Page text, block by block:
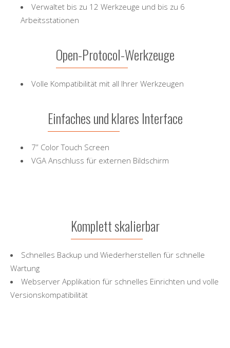
Verwaltet bis zu 12 Werkzeuge und bis zu 6
Arbeitsstationen
Open-Protocol-Werkzeuge
Volle Kompatibilität mit all Ihrer Werkzeugen
Einfaches und klares Interface
7” Color Touch Screen
VGA Anschluss für externen Bildschirm
Komplett skalierbar
Schnelles Backup und Wiederherstellen für schnelle
Wartung
Webserver Applikation für schnelles Einrichten und volle
Versionskompatibilität